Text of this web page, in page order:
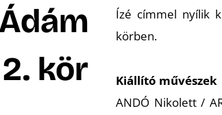
kör
Ízé címmel nyílik
körben.
Kiállító művészek
ANDÓ Nikolett /